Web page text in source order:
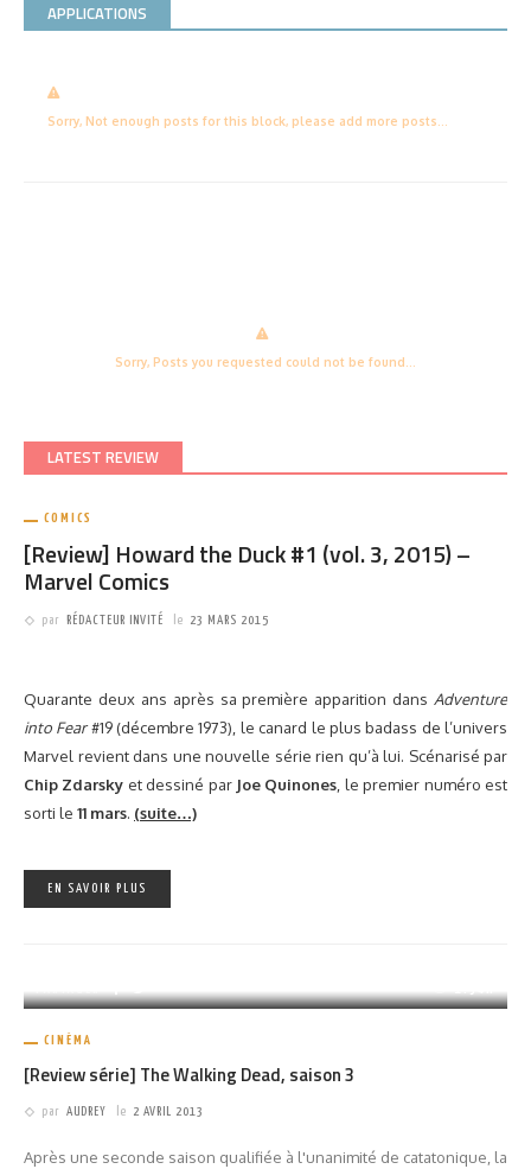
APPLICATIONS
Sorry, Not enough posts for this block, please add more posts...
Sorry, Posts you requested could not be found...
LATEST REVIEW
COMICS
[Review] Howard the Duck #1 (vol. 3, 2015) –
Marvel Comics
par RÉDACTEUR INVITÉ le
23 MARS 2015
Quarante deux ans après sa première apparition dans Adventure
into Fear#19 (décembre 1973), le canard le plus badass de l’univers
Marvel revient dans une nouvelle série rien qu’à lui. Scénarisé par
Chip Zdarsky et dessiné par Joe Quinones, le premier numéro est
sorti le 11 mars. (suite…)
EN SAVOIR PLUS
CINÉMA
[Review série] The Walking Dead, saison 3
par AUDREY le 2 AVRIL 2013
Après une seconde saison qualifiée à l'unanimité de catatonique, la